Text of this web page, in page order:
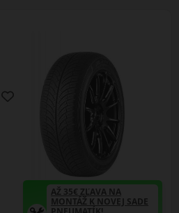
AŽ 35€ ZĽAVA NA
MONTÁŽ K NOVEJ SADE